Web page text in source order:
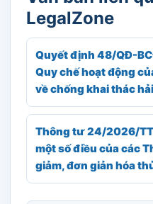
LegalZone
Quyết định 48/QĐ-
Quy chế hoạt động
về chống khai thác
Thông tư 24/2026/
một số điều của các
giảm, đơn giản hóa